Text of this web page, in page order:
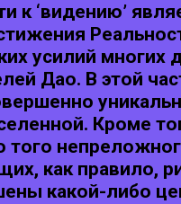
к ‘видению’
усилий многих
Дао. В этой
Кроме
того
как правило,
какой-либо